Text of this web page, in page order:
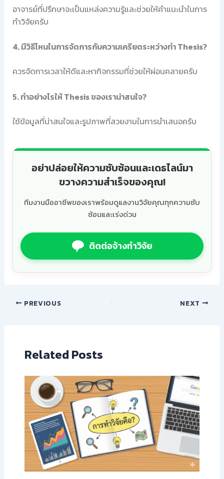
อาจารย์ที่ปรึกษาจะเป็นแหล่งความรู้และช่วยให้คำแนะนำในการ
ทำวิจัยครับ
4. มีวิธีไหนในการจัดการกับความเครียดระหว่างทำ Thesis?
ควรจัดการเวลาให้ดีและหากิจกรรมที่ช่วยให้ผ่อนคลายครับ
5. ทำอย่างไรให้ Thesis ของเราน่าสนใจ?
ใช้ข้อมูลที่น่าสนใจและรูปภาพที่สวยงามในการนำเสนอครับ
อย่าปล่อยให้ความซับซ้อนและเดธไลน์มา
ขวางความสำเร็จของคุณ!
ทีมงานมืออาชีพของเราพร้อมดูแลงานวิจัยคุณทุกความซับ
ซ้อนและเร่งด่วน
ติดต่อจ้างทำวิจัย
PREVIOUS NEXT
Related Posts